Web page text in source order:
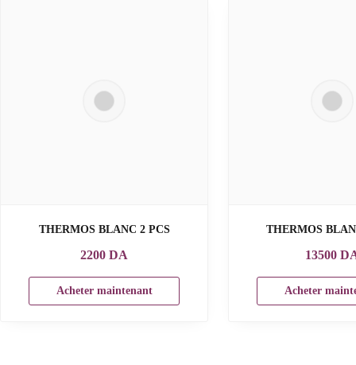
THERMOS BLANC 2 PCS
2200 DA
Acheter maintenant
THERMOS
13500
Acheter